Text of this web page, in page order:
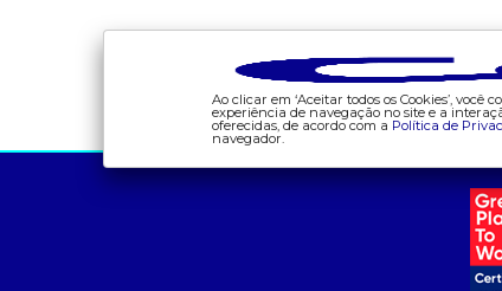
a ccee
comunicação
Ao clicar em ‘Aceitar todos os Cookies’,
experiência de navegação no site e a
oferecidas, de acordo com a Política de
navegador.